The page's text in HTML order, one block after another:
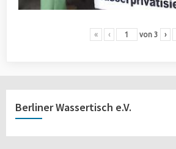
« ‹ von 3 ›
Berliner Wassertisch e.V.